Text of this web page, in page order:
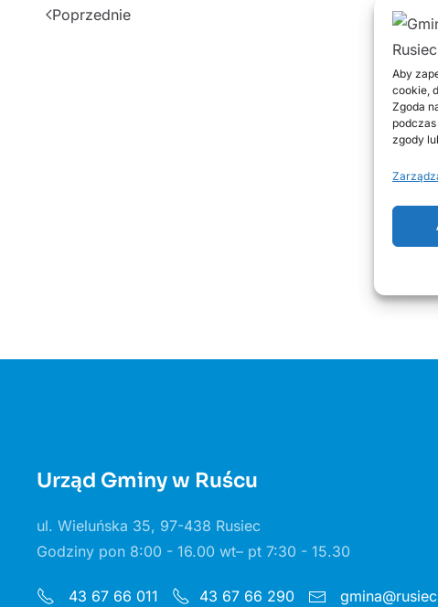
Aby
cookie,
Zgoda
zgody
Poprzednie
Urząd Gminy w Ruścu
ul. Wieluńska 35, 97-438 Rusiec
Godziny pon 8:00 - 16.00 wt– pt 7:30 - 15.30
43 67 66 011 43 67 66 290